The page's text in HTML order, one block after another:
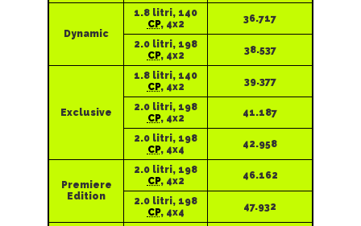
Dynamic
1.8 litri, 140
CP, 4x2 36.717
2.0 litri, 198
CP, 4x2 38.537
Exclusive
1.8 litri, 140
CP, 4x2 39.377
2.0 litri, 198
CP, 4x2 41.187
2.0 litri, 198
CP, 4x4 42.958
Premiere
Edition
2.0 litri, 198
CP, 4x2 46.162
2.0 litri, 198
CP, 4x4 47.932